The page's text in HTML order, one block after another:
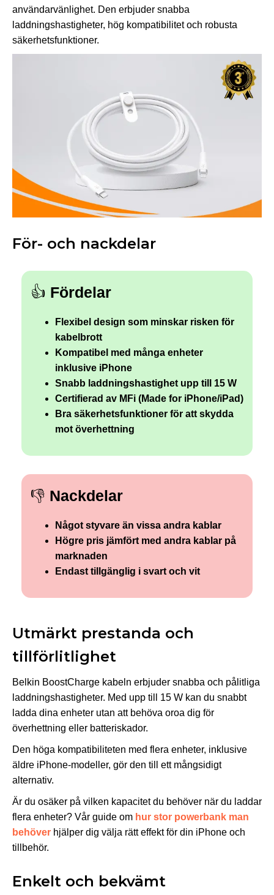
användarvänlighet. Den erbjuder snabba
laddningshastigheter, hög kompatibilitet och robusta
säkerhetsfunktioner.
För- och nackdelar
👍 Fördelar
Flexibel design som minskar risken för
kabelbrott
Kompatibel med många enheter
inklusive iPhone
Snabb laddningshastighet upp till 15 W
Certifierad av MFi (Made for iPhone/iPad)
Bra säkerhetsfunktioner för att skydda
mot överhettning
👎 Nackdelar
Något styvare än vissa andra kablar
Högre pris jämfört med andra kablar på
marknaden
Endast tillgänglig i svart och vit
Utmärkt prestanda och
tillförlitlighet
Belkin BoostCharge kabeln erbjuder snabba och pålitliga
laddningshastigheter. Med upp till 15 W kan du snabbt
ladda dina enheter utan att behöva oroa dig för
överhettning eller batteriskador.
Den höga kompatibiliteten med flera enheter, inklusive
äldre iPhone-modeller, gör den till ett mångsidigt
alternativ.
Är du osäker på vilken kapacitet du behöver när du laddar
flera enheter? Vår guide om hur stor powerbank man
behöver hjälper dig välja rätt effekt för din iPhone och
tillbehör.
Enkelt och bekvämt